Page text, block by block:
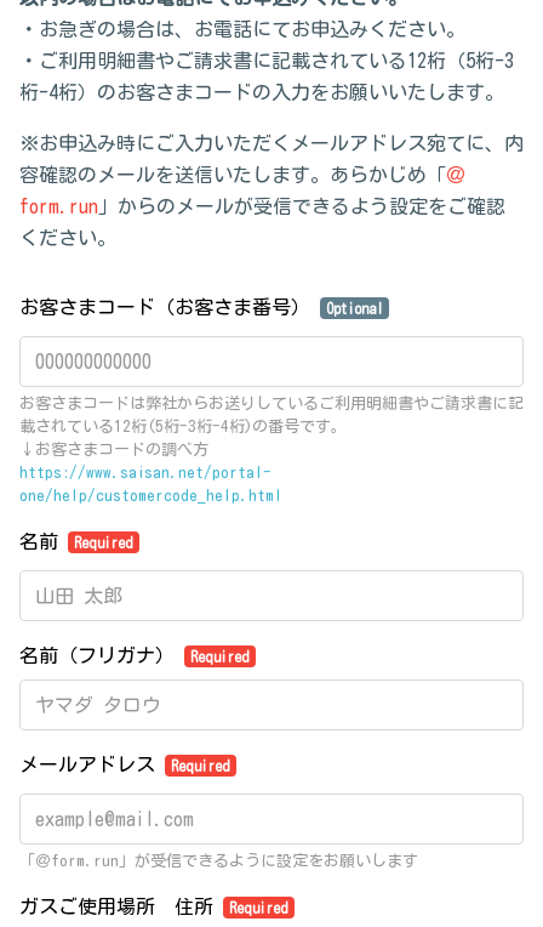
・お急ぎの場合は、お電話にてお申込みください。
・ご利用明細書やご請求書に記載されている12桁（5桁-3
桁-4桁）のお客さまコードの入力をお願いいたします。
※お申込み時にご入力いただくメールアドレス宛てに、内
容確認のメールを送信いたします。あらかじめ「＠
form.run 」からのメールが受信できるよう設定をご確認
ください。
お客さまコード（お客さま番号） Optional
お客さまコードは弊社からお送りしているご利用明細書やご請求書に記
載されている12桁(5桁-3桁-4桁)の番号です。
↓お客さまコードの調べ方
https://www.saisan.net/portal-
one/help/customercode_help.html
名前 Required
名前（フリガナ） Required
メールアドレス Required
「＠form.run」が受信できるように設定をお願いします
ガスご使用場所 住所 Required